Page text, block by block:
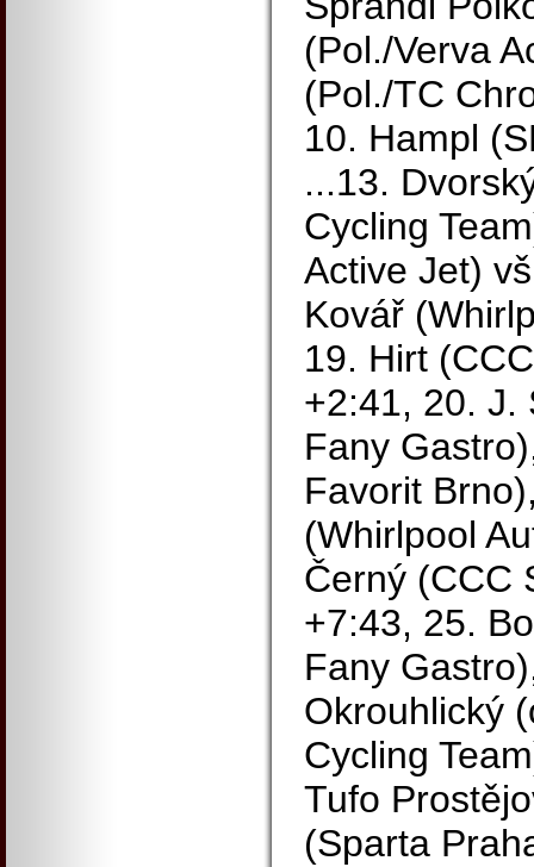
(Pol./Verva
(Pol./TC
10. Hampl
...13.
Cycling
Active Jet)
Kovář
19. Hirt
+2:41, 20. J.
Fany
Favorit
(Whirlpool
Černý (CCC
+7:43, 25.
Fany
Okrouhlický
Cycling
Tufo
(Sparta